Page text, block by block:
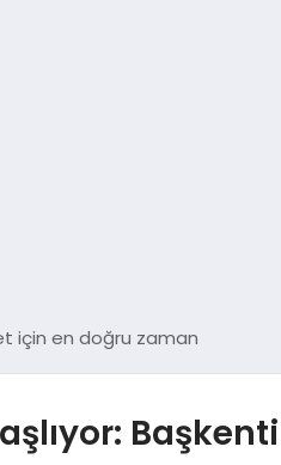
için en doğru zaman